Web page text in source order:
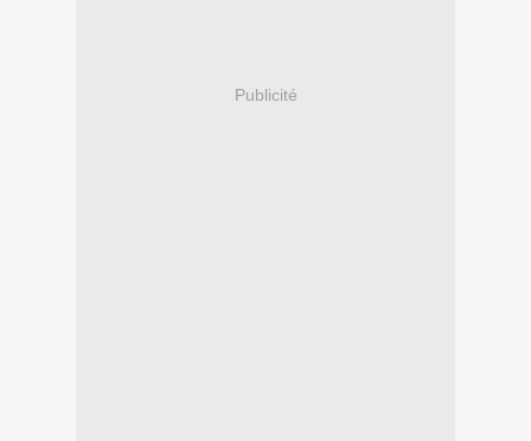
Publicité